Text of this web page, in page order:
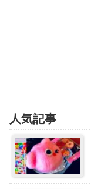
人気記事